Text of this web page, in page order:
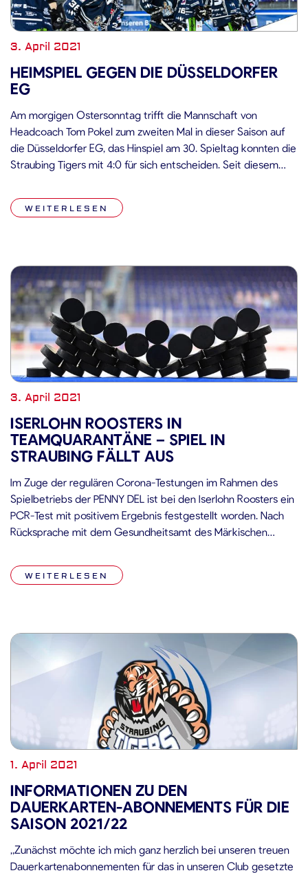
3. April 2021
HEIMSPIEL GEGEN DIE DÜSSELDORFER
EG
Am morgigen Ostersonntag trifft die Mannschaft von
Headcoach Tom Pokel zum zweiten Mal in dieser Saison auf
die Düsseldorfer EG, das Hinspiel am 30. Spieltag konnten die
Straubing Tigers mit 4:0 für sich entscheiden. Seit diesem
bestritten die Düsseldorfer vier Partien, von denen zwei
gewonnen werden konnten: […]
WEITERLESEN
3. April 2021
ISERLOHN ROOSTERS IN
TEAMQUARANTÄNE – SPIEL IN
STRAUBING FÄLLT AUS
Im Zuge der regulären Corona-Testungen im Rahmen des
Spielbetriebs der PENNY DEL ist bei den Iserlohn Roosters ein
PCR-Test mit positivem Ergebnis festgestellt worden. Nach
Rücksprache mit dem Gesundheitsamt des Märkischen
Betreuerstab der Roosters in häusliche Quarantäne. Daher
kann die für Ostermontag, den 05.04.2021, angesetzte Partie
WEITERLESEN
1. April 2021
INFORMATIONEN ZU DEN
DAUERKARTEN-ABONNEMENTS FÜR DIE
SAISON 2021/22
„Zunächst möchte ich mich ganz herzlich bei unseren treuen
Dauerkartenabonnementen für das in unseren Club gesetzte